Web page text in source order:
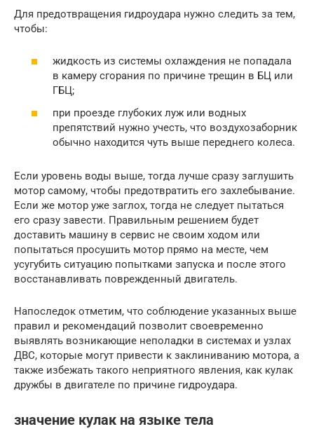
Для предотвращения гидроудара нужно следить за тем,
чтобы:
жидкость из системы охлаждения не попадала
в камеру сгорания по причине трещин в БЦ или
ГБЦ;
при проезде глубоких луж или водных
препятствий нужно учесть, что воздухозаборник
обычно находится чуть выше переднего колеса.
Если уровень воды выше, тогда лучше сразу заглушить
мотор самому, чтобы предотвратить его захлебывание.
Если же мотор уже заглох, тогда не следует пытаться
его сразу завести. Правильным решением будет
доставить машину в сервис не своим ходом или
попытаться просушить мотор прямо на месте, чем
усугубить ситуацию попытками запуска и после этого
восстанавливать поврежденный двигатель.
Напоследок отметим, что соблюдение указанных выше
правил и рекомендаций позволит своевременно
выявлять возникающие неполадки в системах и узлах
ДВС, которые могут привести к заклиниванию мотора, а
также избежать такого неприятного явления, как кулак
дружбы в двигателе по причине гидроудара.
значение кулак на языке тела